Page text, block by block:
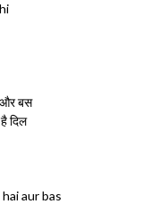
बस
दिल
aur bas